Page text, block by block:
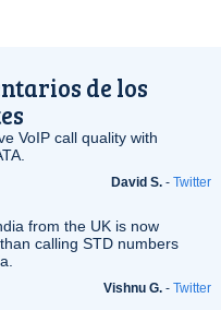
de los
VoIP call quality with
David S. - Twitter
from the UK is now
calling STD numbers
Vishnu G. - Twitter